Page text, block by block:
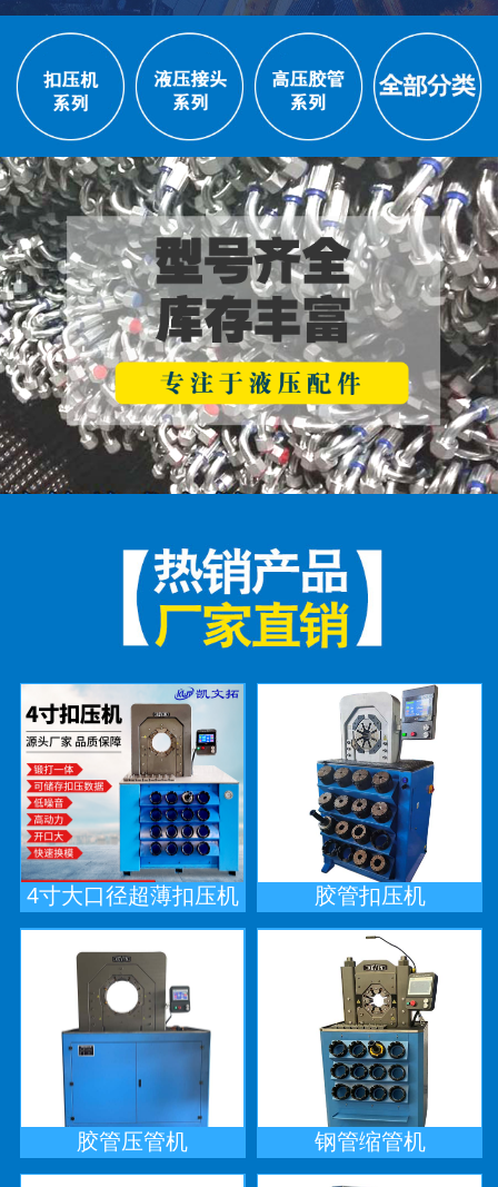
4寸大口径超薄扣压机 胶管扣压机
胶管压管机 钢管缩管机